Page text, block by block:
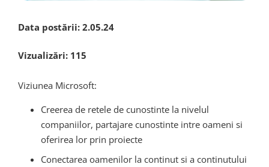
Data postării: 2.05.24
Vizualizări: 115
Viziunea Microsoft:
Creerea de retele de cunostinte la nivelul
companiilor, partajare cunostinte intre oameni si
oferirea lor prin proiecte
Conectarea oamenilor la continut si a continutului